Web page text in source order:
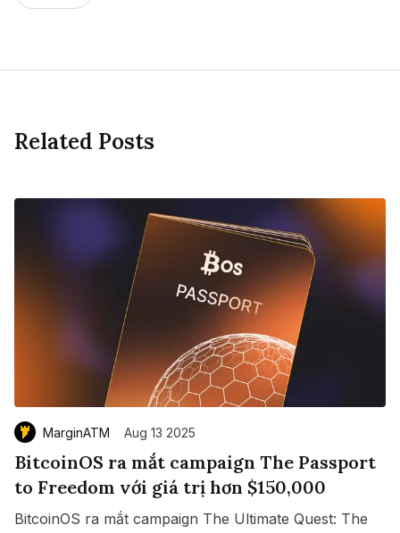
Related Posts
MarginATM Aug 13 2025
BitcoinOS ra mắt campaign The Passport
to Freedom với giá trị hơn $150,000
BitcoinOS ra mắt campaign The Ultimate Quest: The